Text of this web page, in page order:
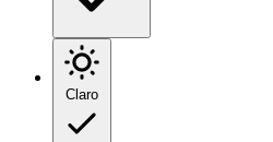
Claro